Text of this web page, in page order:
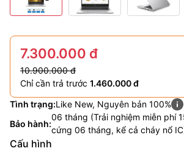
7.300.000 đ
10.900.000 đ
Chỉ cần trả trước 1.460.000 đ
Tình trạng:Like New, Nguyên bản 100%
Bảo hành:
06 tháng (Trải nghiệm miễn phí
cứng 06 tháng, kể cả cháy nổ
Cấu hình